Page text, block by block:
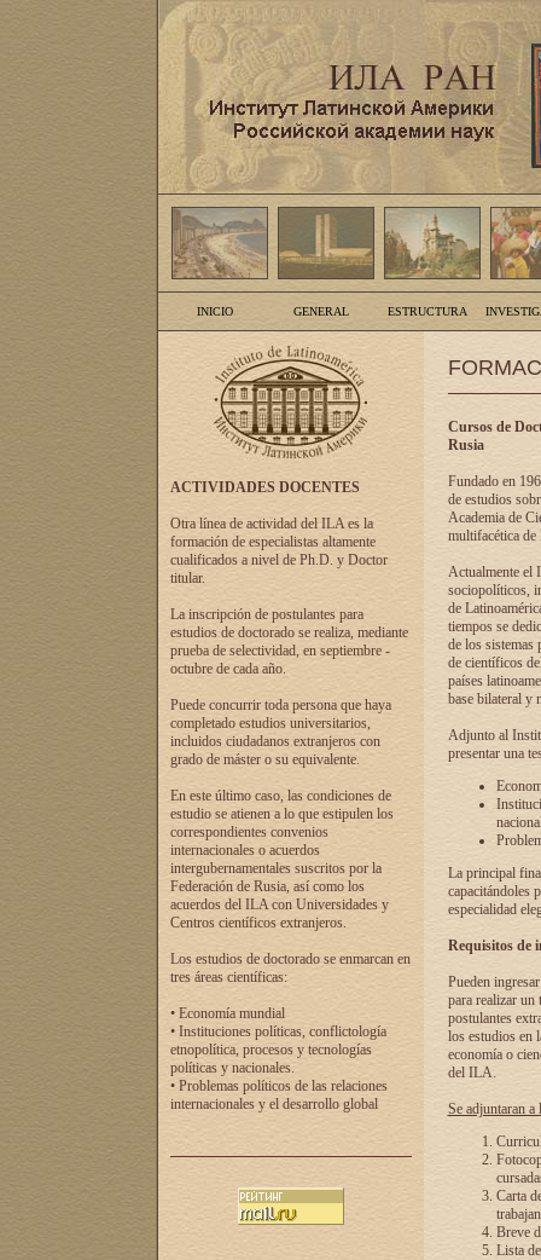
INICIO GENERAL ESTRUCTURA
ACTIVIDADES DOCENTES
Otra línea de actividad del ILA es la
formación de especialistas altamente
cualificados a nivel de Ph.D. y Doctor
titular.
La inscripción de postulantes para
estudios de doctorado se realiza, mediante
prueba de selectividad, en septiembre -
octubre de cada año.
Puede concurrir toda persona que haya
completado estudios universitarios,
incluidos ciudadanos extranjeros con
grado de máster o su equivalente.
En este último caso, las condiciones de
estudio se atienen a lo que estipulen los
correspondientes convenios
internacionales o acuerdos
intergubernamentales suscritos por la
Federación de Rusia, así como los
acuerdos del ILA con Universidades y
Centros científicos extranjeros.
Los estudios de doctorado se enmarcan en
tres áreas científicas:
• Economía mundial
• Instituciones políticas, conflictología
etnopolítica, procesos y tecnologías
políticas y nacionales.
• Problemas políticos de las relaciones
internacionales y el desarrollo global
Cursos de
Rusia
Fundado en
de estudios
Academia de
multifacética de
Actualmente el
sociopolíticos,
de
tiempos se
de los sistemas
de científicos
países
base bilateral y
Adjunto al
presentar una
La principal
capacitándoles
especialidad
Requisitos de
Pueden
para realizar un
postulantes
los estudios en
economía o
del ILA.
Se adjuntaran a
Carta
Breve
Lista